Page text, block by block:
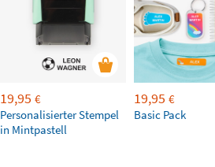
19,95 €
Personalisierter Stempel
in Mintpastell
19,95 €
Basic Pack